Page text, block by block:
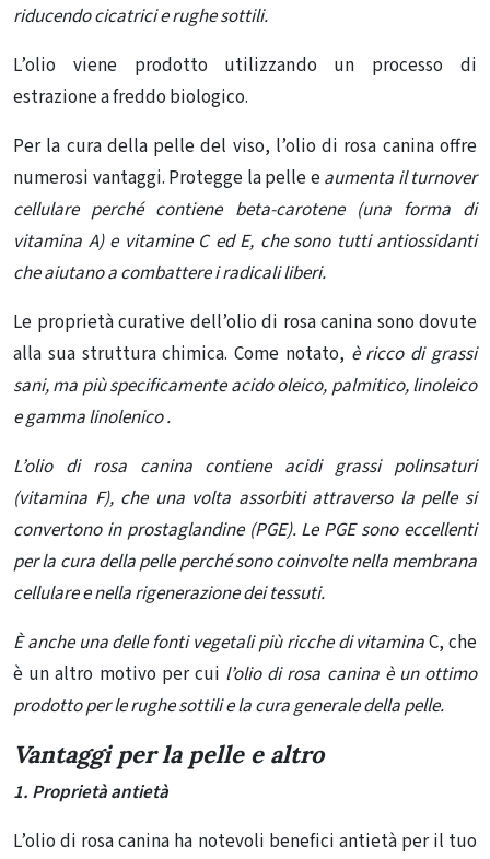
riducendo cicatrici e rughe sottili.
L’olio viene prodotto utilizzando un processo di
estrazione a freddo biologico.
Per la cura della pelle del viso, l’olio di rosa canina offre
numerosi vantaggi. Protegge la pelle eaumenta il turnover
cellulare perché contiene beta-carotene (una forma di
vitamina A) e vitamine C ed E, che sono tutti antiossidanti
che aiutano a combattere i radicali liberi.
Le proprietà curative dell’olio di rosa canina sono dovute
alla sua struttura chimica. Come notato, è ricco di grassi
sani, ma più specificamente acido oleico, palmitico, linoleico
egamma linolenico .
L’olio di rosa canina contiene acidi grassi polinsaturi
(vitamina F), che una volta assorbiti attraverso la pelle si
convertono in prostaglandine (PGE). Le PGE sono eccellenti
per la cura della pelle perché sono coinvolte nella membrana
cellulare e nella rigenerazione dei tessuti.
È anche una delle fonti vegetali più ricche di vitaminaC, che
è un altro motivo per cui l’olio di rosa canina è un ottimo
prodotto per le rughe sottili e la cura generale della pelle.
Vantaggi per la pelle e altro
1. Proprietà antietà
L’olio di rosa canina ha notevoli benefici antietà per il tuo